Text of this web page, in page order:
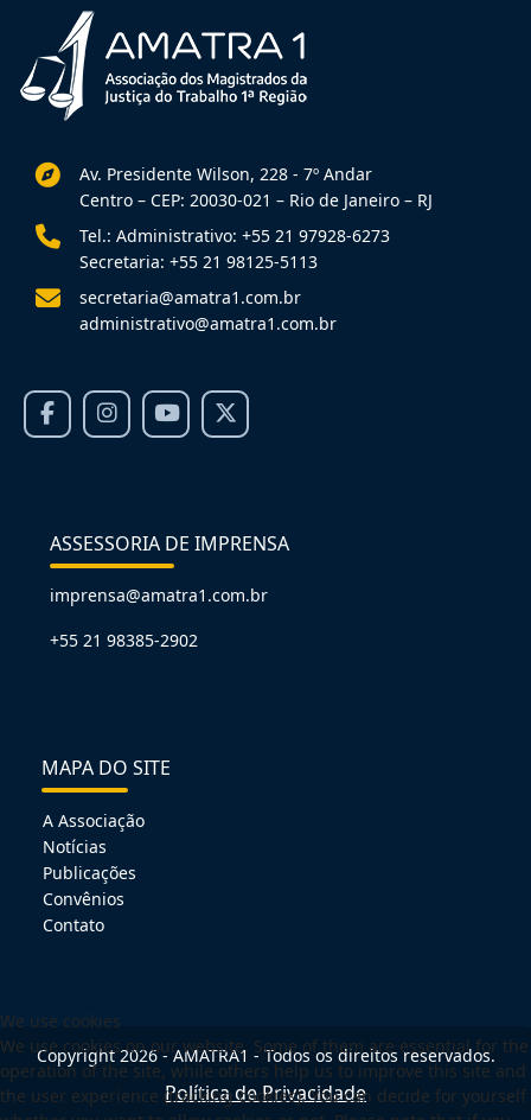
Av. Presidente Wilson, 228 - 7º Andar
Centro – CEP: 20030-021 – Rio de Janeiro – RJ
Tel.: Administrativo: +55 21 97928-6273
Secretaria: +55 21 98125-5113
secretaria@amatra1.com.br
administrativo@amatra1.com.br
ASSESSORIA DE IMPRENSA
imprensa@amatra1.com.br
+55 21 98385-2902
MAPA DO SITE
A Associação
Notícias
Publicações
Convênios
Contato
Copyright 2026 - AMATRA1 - Todos os direitos reservados.
Política de Privacidade
We use cookies
We use cookies on our website. Some of them are essential for the
operation of the site, while others help us to improve this site and
the user experience (tracking cookies). You can decide for yourself